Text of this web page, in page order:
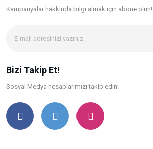
Kampanyalar hakkında bilgi almak için abone olun!
Bizi Takip Et!
Sosyal Medya hesaplarımızı takip edin!